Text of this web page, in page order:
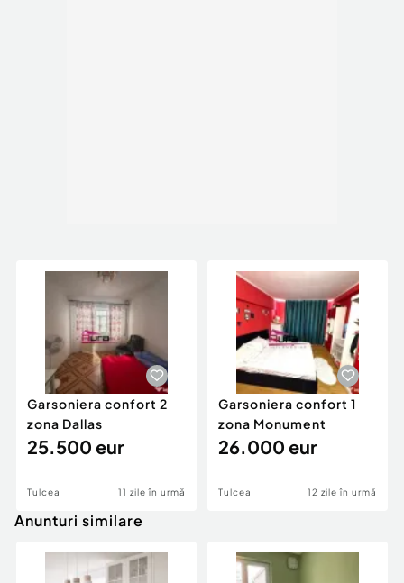
Garsoniera confort 2
zona Dallas
25.500 eur
Tulcea 11 zile în urmă
Garsoniera confort 1
zona Monument
26.000 eur
Tulcea 12 zile în urmă
Anunturi similare